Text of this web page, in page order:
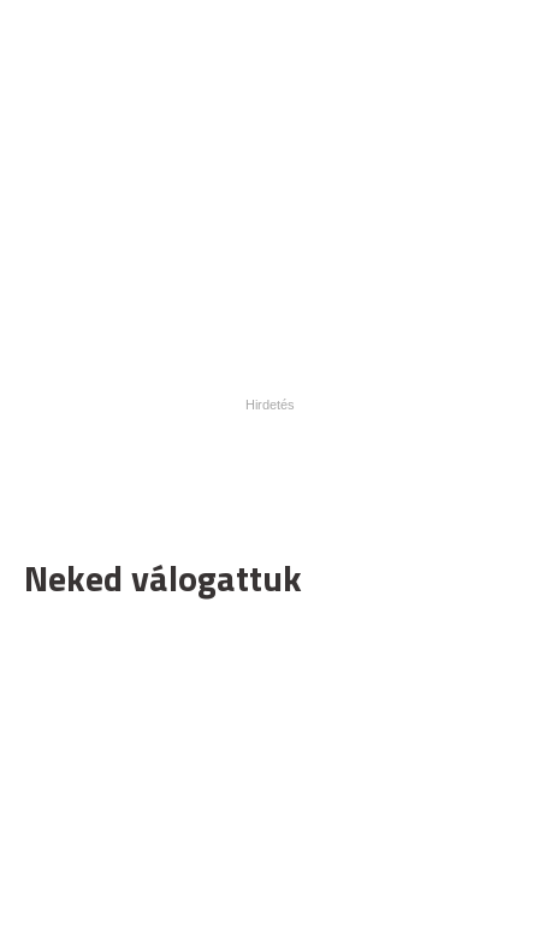
Neked válogattuk